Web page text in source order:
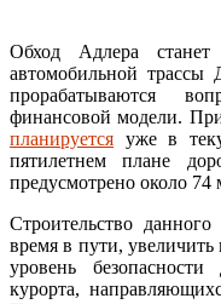
Обход Адлера станет
автомобильной
прорабатываются
финансовой модели.
планируется уже в
пятилетнем плане
предусмотрено около 74
Строительство
время в пути,
уровень
курорта,